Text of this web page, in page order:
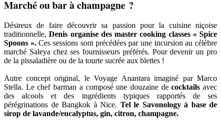
Marché ou bar à champagne ?
Désireux de faire découvrir sa passion pour la cuisine niçoise
traditionnelle,Denis organise des master cooking classes « Spice
Spoons ».Ces sessions sont précédées par une incursion au célèbre
marché Saleya chez ses fournisseurs préférés. Pour devenir un pro
de la pissaladière ou de la tourte sucrée aux blettes !
Autre concept original, le Voyage Anantara imaginé par Marco
Stella. Le chef barman a composé une douzaine decocktails avec
des alcools et des ingrédients typiques rapportés de ses
pérégrinations de Bangkok à Nice. Tel le Savonology à base de
sirop de lavande/eucalyptus, gin, citron, champagne.